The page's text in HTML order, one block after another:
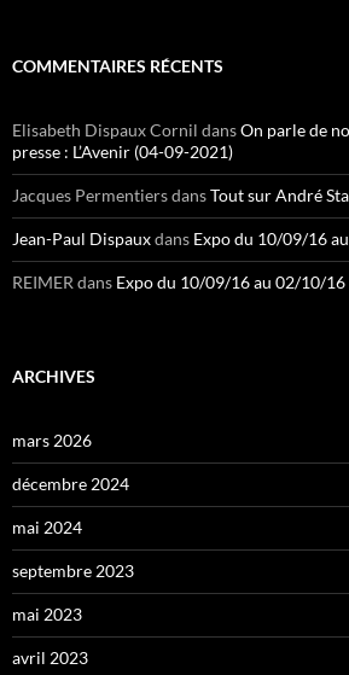
COMMENTAIRES RÉCENTS
Elisabeth Dispaux Cornil dansOn parle de
presse : L’Avenir (04-09-2021)
Jacques PermentiersdansTout sur André
Jean-Paul Dispauxdans Expo du 10/09/16
REIMER dans Expo du 10/09/16 au 02/10/16
ARCHIVES
mars 2026
décembre 2024
mai 2024
septembre 2023
mai 2023
avril 2023